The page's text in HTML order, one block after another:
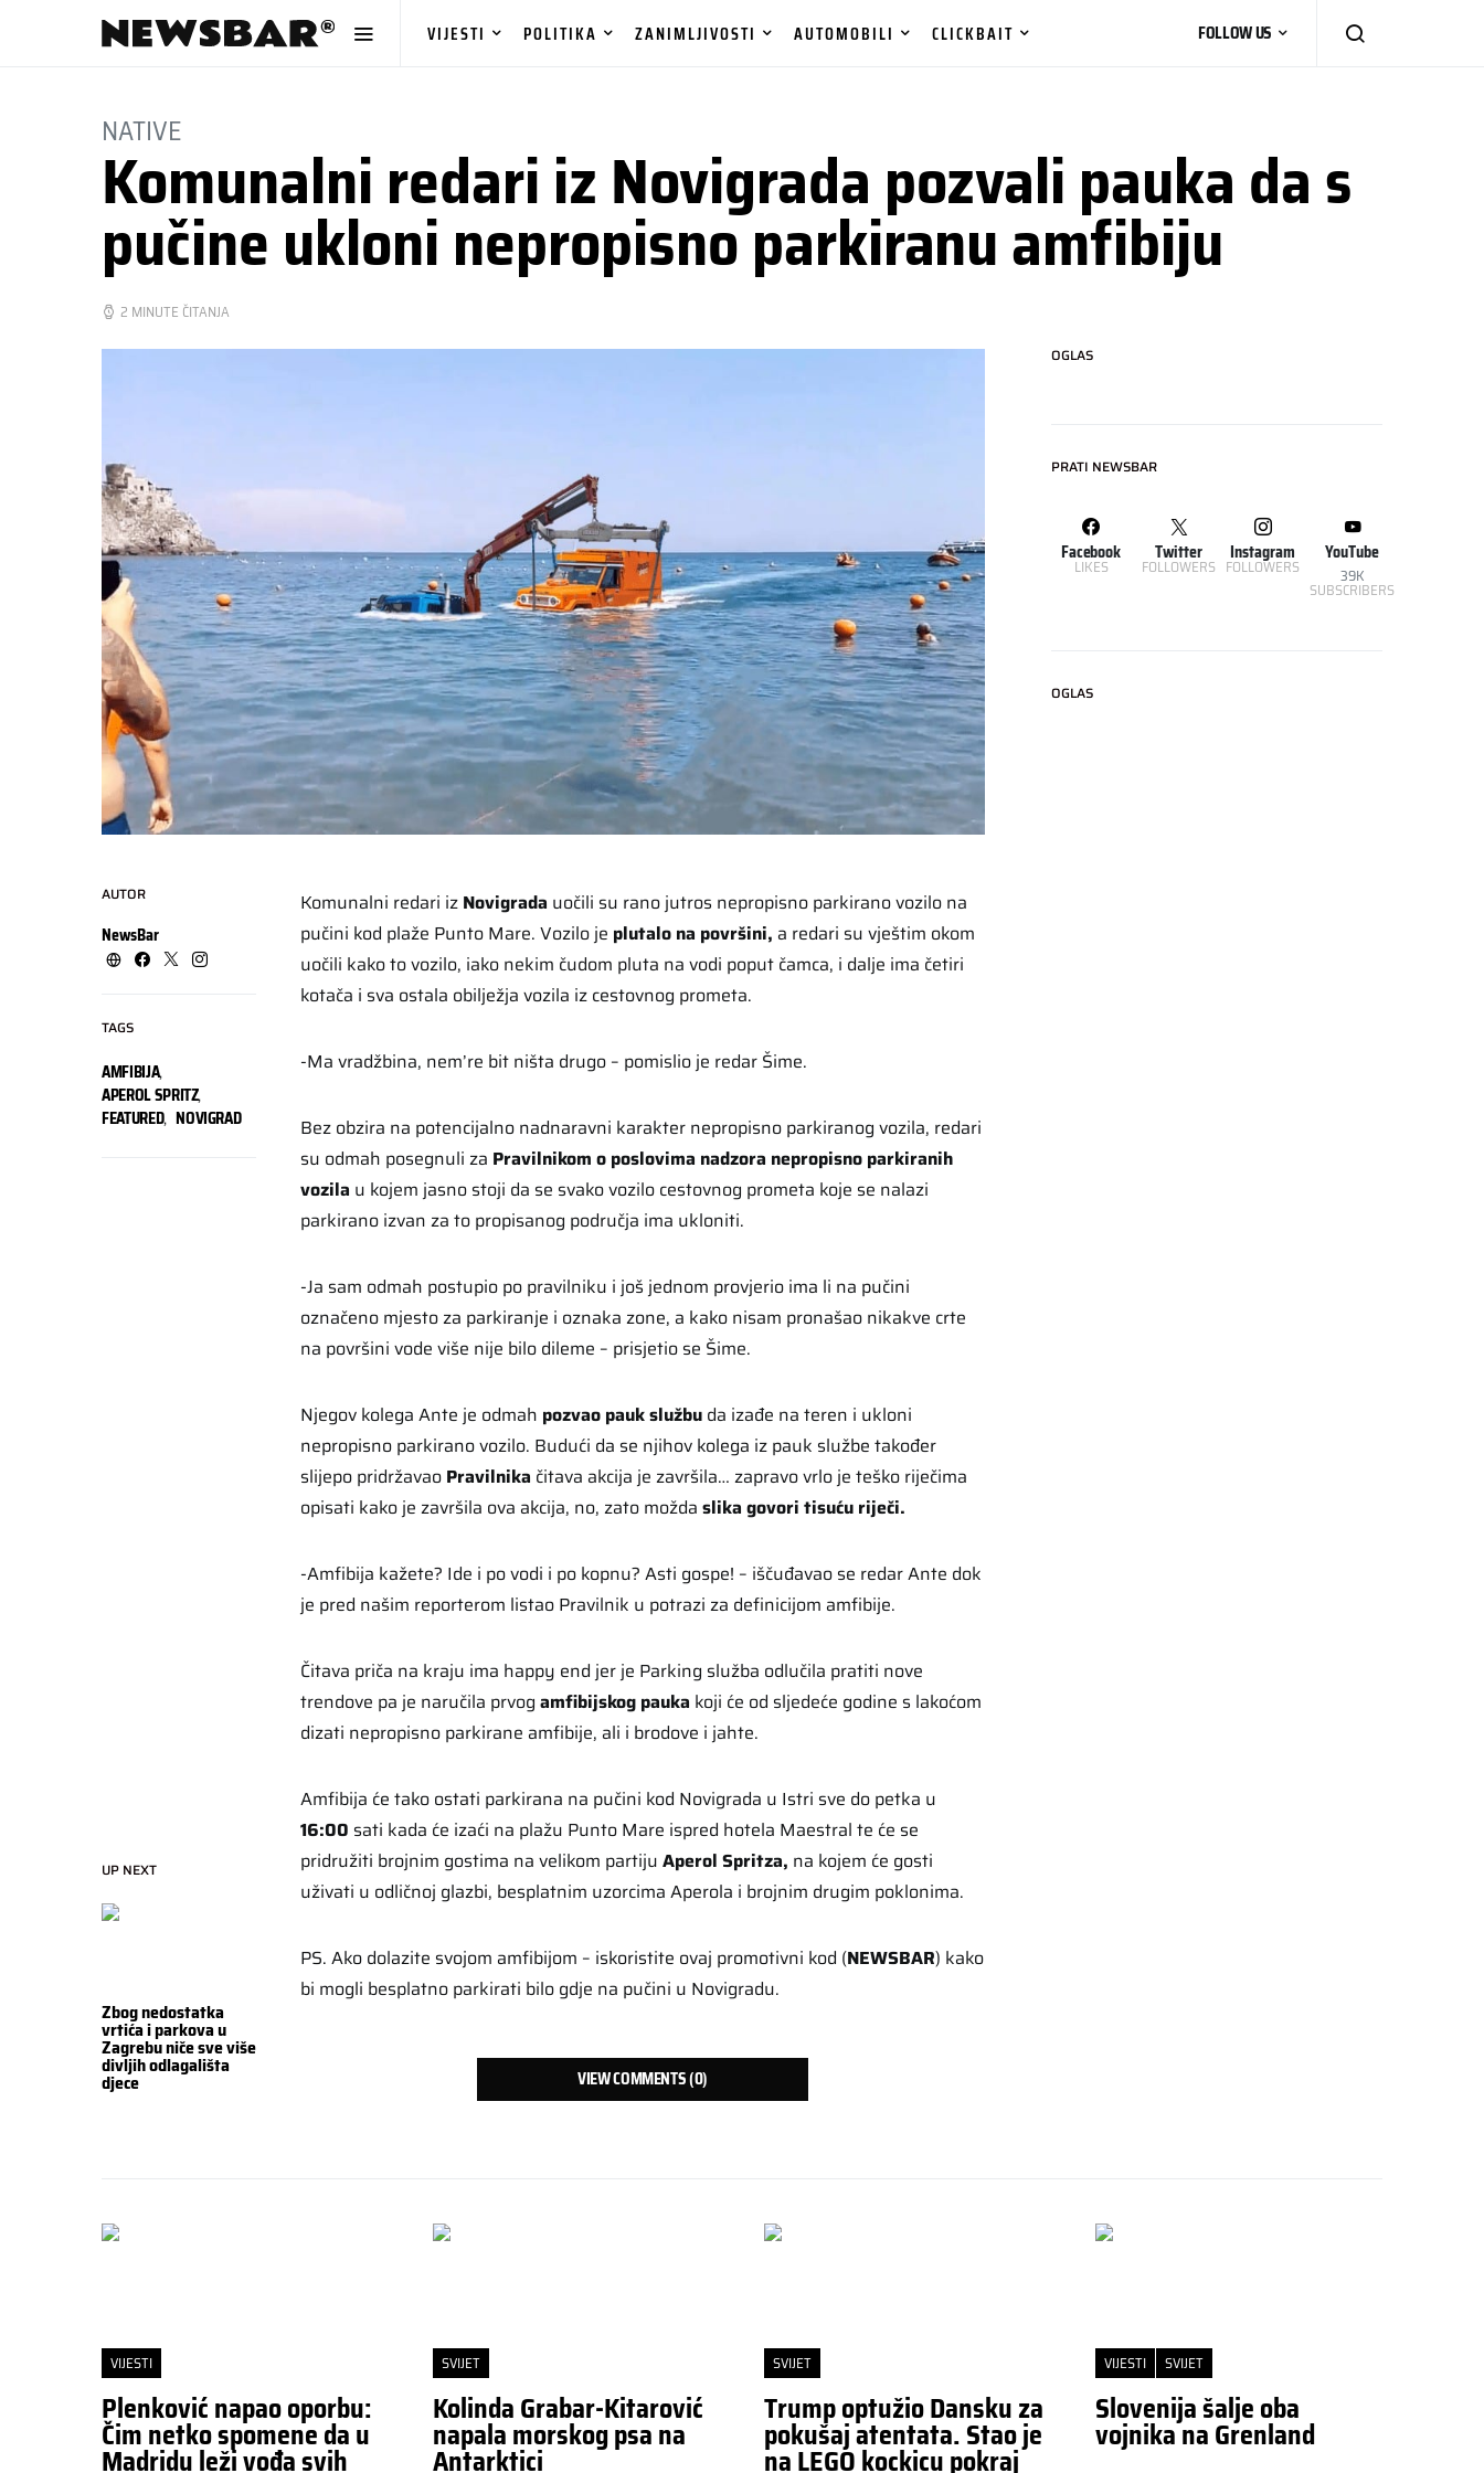
VIJESTI POLITIKA ZANIMLJIVOSTI AUTOMOBILI CLICKBAIT FOLLOW US
NATIVE
Komunalni redari iz Novigrada pozvali pauka da s
pučine ukloni nepropisno parkiranu amfibiju
2 MINUTE ČITANJA
UP NEXT
Zbog nedostatka
vrtića i parkova u
Zagrebu niče sve više
divljih odlagališta
djece
AUTOR
NewsBar
TAGS
AMFIBIJA,
APEROL SPRITZ,
FEATURED, NOVIGRAD
Komunalni redari iz Novigrada uočili su rano jutros nepropisno parkirano vozilo na
pučini kod plaže Punto Mare. Vozilo je plutalo na površini, a redari su vještim okom
uočili kako to vozilo, iako nekim čudom pluta na vodi poput čamca, i dalje ima četiri
kotača i sva ostala obilježja vozila iz cestovnog prometa.
-Ma vradžbina, nem’re bit ništa drugo – pomislio je redar Šime.
Bez obzira na potencijalno nadnaravni karakter nepropisno parkiranog vozila, redari
su odmah posegnuli za Pravilnikom o poslovima nadzora nepropisno parkiranih
vozila u kojem jasno stoji da se svako vozilo cestovnog prometa koje se nalazi
parkirano izvan za to propisanog područja ima ukloniti.
-Ja sam odmah postupio po pravilniku i još jednom provjerio ima li na pučini
označeno mjesto za parkiranje i oznaka zone, a kako nisam pronašao nikakve crte
na površini vode više nije bilo dileme – prisjetio se Šime.
Njegov kolega Ante je odmah pozvao pauk službu da izađe na teren i ukloni
nepropisno parkirano vozilo. Budući da se njihov kolega iz pauk službe također
slijepo pridržavao Pravilnika čitava akcija je završila… zapravo vrlo je teško riječima
opisati kako je završila ova akcija, no, zato možda slika govori tisuću riječi.
-Amfibija kažete? Ide i po vodi i po kopnu? Asti gospe! – iščuđavao se redar Ante dok
je pred našim reporterom listao Pravilnik u potrazi za definicijom amfibije.
Čitava priča na kraju ima happy end jer je Parking služba odlučila pratiti nove
trendove pa je naručila prvog amfibijskog pauka koji će od sljedeće godine s lakoćom
dizati nepropisno parkirane amfibije, ali i brodove i jahte.
Amfibija će tako ostati parkirana na pučini kod Novigrada u Istri sve do petka u
16:00 sati kada će izaći na plažu Punto Mare ispred hotela Maestral te će se
pridružiti brojnim gostima na velikom partiju Aperol Spritza, na kojem će gosti
uživati u odličnoj glazbi, besplatnim uzorcima Aperola i brojnim drugim poklonima.
PS. Ako dolazite svojom amfibijom – iskoristite ovaj promotivni kod (NEWSBAR) kako
bi mogli besplatno parkirati bilo gdje na pučini u Novigradu.
VIEW COMMENTS (0)
OGLAS
PRATI NEWSBAR
Facebook
LIKES
Twitter
FOLLOWERS
Instagram
FOLLOWERS
YouTube
39K
SUBSCRIBERS
OGLAS
VIJESTI
Plenković napao oporbu:
Čim netko spomene da u
Madridu leži vođa svih
SVIJET
Kolinda Grabar-Kitarović
napala morskog psa na
Antarktici
SVIJET
Trump optužio Dansku za
pokušaj atentata. Stao je
na LEGO kockicu pokraj
VIJESTI SVIJET
Slovenija šalje oba
vojnika na Grenland